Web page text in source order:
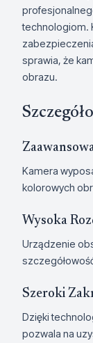
technologiom.
sprawia, że
obrazu.
Kamera
kolorowych
Wysoka
Urządzenie
Szeroki
Dzięki
pozwala na